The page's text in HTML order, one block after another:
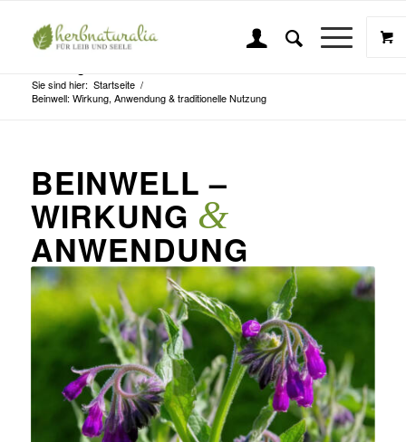
Beinwell: Wirkung, Anwendung & traditionelle
Sie sind hier: Startseite /
Beinwell: Wirkung, Anwendung & traditionelle Nutzung
BEINWELL –
WIRKUNG &
ANWENDUNG